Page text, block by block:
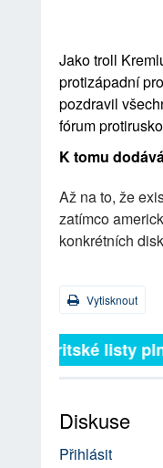
Jako troll
protizápadní
pozdravil
fórum
K tomu
Až na to, že
zatímco
konkrétních
Vytisknout
Britské listy
Diskuse
Přihlásit